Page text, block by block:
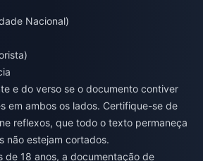
Nacional)
e do verso se o documento contiver
em ambos os lados. Certifique-se de
reflexos, que todo o texto permaneça
não estejam cortados.
de 18 anos, a documentação de